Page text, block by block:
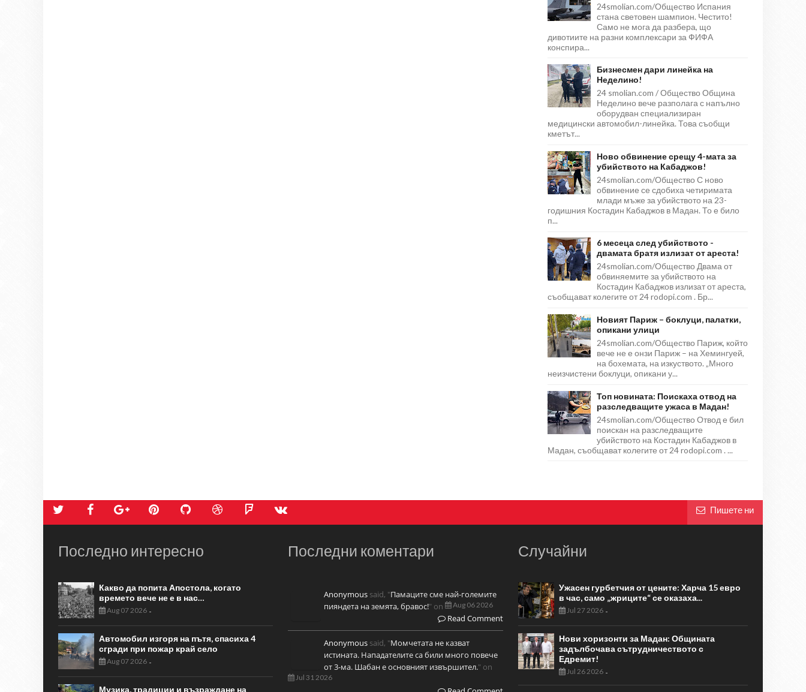
24smolian.com/Общество Испания
стана световен шампион. Честито!
Само не мога да разбера, що
дивотиите на разни комплексари за ФИФА
конспира...
Бизнесмен дари линейка на
Неделино!
24 smolian.com / Общество Община
Неделино вече разполага с напълно
оборудван специализиран
медицински автомобил-линейка. Това съобщи
кметът...
Ново обвинение срещу 4-мата за
убийството на Кабаджов!
24smolian.com/Общество С ново
обвинение се сдобиха четиримата
млади мъже за убийството на 23-
годишния Костадин Кабаджов в Мадан. То е било
п...
6 месеца след убийството -
двамата братя излизат от ареста!
24smolian.com/Общество Двама от
обвиняемите за убийството на
Костадин Кабаджов излизат от ареста,
съобщават колегите от 24 rodopi.com . Бр...
Новият Париж – боклуци, палатки,
опикани улици
24smolian.com/Общество Париж, който
вече не е онзи Париж – на Хемингуей,
на бохемата, на изкуството. „Много
неизчистени боклуци, опикани у...
Топ новината: Поискаха отвод на
разследващите ужаса в Мадан!
24smolian.com/Общество Отвод е бил
поискан на разследващите
убийството на Костадин Кабаджов в
Мадан, съобщават колегите от 24 rodopi.com . ...
Пишете ни
Последно интересно
Какво да попита Апостола, когато
времето вече не е в нас…
Aug 07 2026 -
Автомобил изгоря на пътя, спасиха 4
сгради при пожар край село
Aug 07 2026 -
Музика, традиции и възраждане на
Последни коментари
Anonymous said, "Памаците сме най-големите
пияндета на земята, бравос!" on Aug 06 2026
Read Comment
Anonymous said, "Момчетата не казват
истината. Нападателите са били много повече
от 3-ма. Шабан е основният извършител." on
Jul 31 2026
Случайни
Ужасен гурбетчия от цените: Харча 15 евро
в час, само „жриците“ се оказаха...
Jul 27 2026-
Нови хоризонти за Мадан: Общината
задълбочава сътрудничеството с
Едремит!
Jul 26 2026-